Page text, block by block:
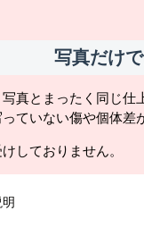
写真だけ
真とまったく同じ仕
ていない傷や個体差
しておりません。